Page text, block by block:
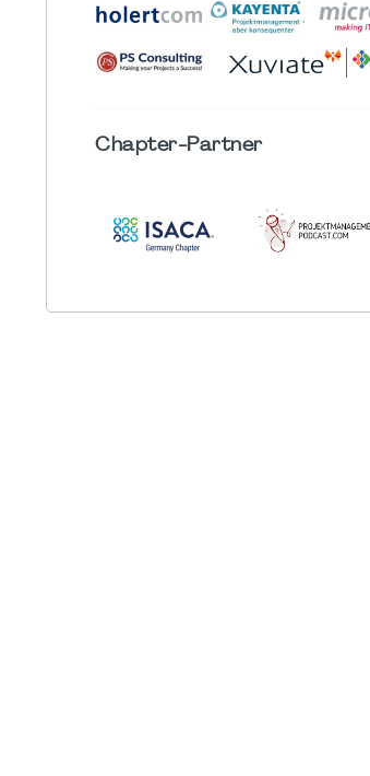
Chapter-Partner